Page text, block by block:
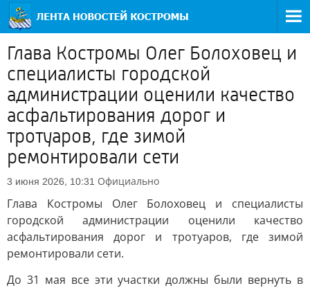
Глава Костромы Олег Болоховец и
специалисты городской
администрации оценили качество
асфальтирования дорог и
тротуаров, где зимой
ремонтировали сети
3 июня 2026, 10:31 Официально
Глава Костромы Олег Болоховец и специалисты
городской администрации оценили качество
асфальтирования дорог и тротуаров, где зимой
ремонтировали сети.
До 31 мая все эти участки должны были вернуть в